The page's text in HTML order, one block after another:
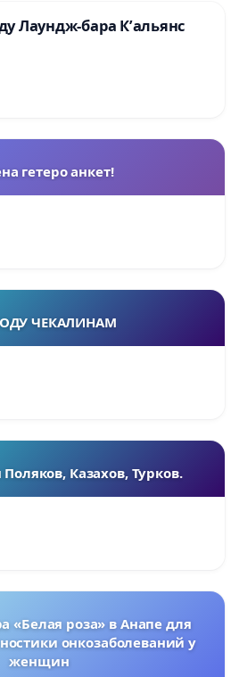
Лаундж-бара К’альянс
гетеро анкет!
ЧЕКАЛИНАМ
Поляков, Казахов, Турков.
«Белая роза» в Анапе для
онкозаболеваний у
женщин